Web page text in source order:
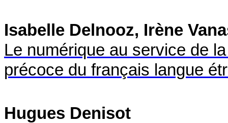
Isabelle Delnooz, Irène
Le numérique au service de
précoce du français langue
Hugues Denisot